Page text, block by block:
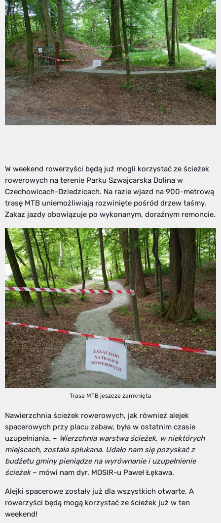
W weekend rowerzyści będą już mogli korzystać ze ścieżek
rowerowych na terenie Parku Szwajcarska Dolina w
Czechowicach-Dziedzicach. Na razie wjazd na 900-metrową
trasę MTB uniemożliwiają rozwinięte pośród drzew taśmy.
Zakaz jazdy obowiązuje po wykonanym, doraźnym remoncie.
Trasa MTB jeszcze zamknięta
Nawierzchnia ścieżek rowerowych, jak również alejek
spacerowych przy placu zabaw, była w ostatnim czasie
uzupełniania. – Wierzchnia warstwa ścieżek, w niektórych
miejscach, została spłukana. Udało nam się pozyskać z
budżetu gminy pieniądze na wyrównanie i uzupełnienie
ścieżek– mówi nam dyr. MOSIR-u Paweł Łękawa.
Alejki spacerowe zostały już dla wszystkich otwarte. A
rowerzyści będą mogą korzystać ze ścieżek już w ten
weekend!